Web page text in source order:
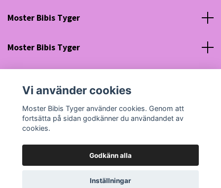
Moster Bibis Tyger
Moster Bibis Tyger
Org nr: 630910-5945
© 2026 Moster Bibis Tyger
Vi använder cookies
Moster Bibis Tyger använder cookies. Genom att
fortsätta på sidan godkänner du användandet av
cookies.
Godkänn alla
Inställningar